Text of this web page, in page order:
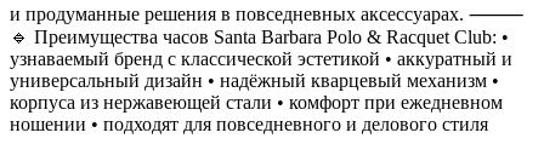
и продуманные решения в повседневных аксессуарах. ⸻
🔹 Преимущества часов Santa Barbara Polo & Racquet Club: •
узнаваемый бренд с классической эстетикой • аккуратный и
универсальный дизайн • надёжный кварцевый механизм •
корпуса из нержавеющей стали • комфорт при ежедневном
ношении • подходят для повседневного и делового стиля